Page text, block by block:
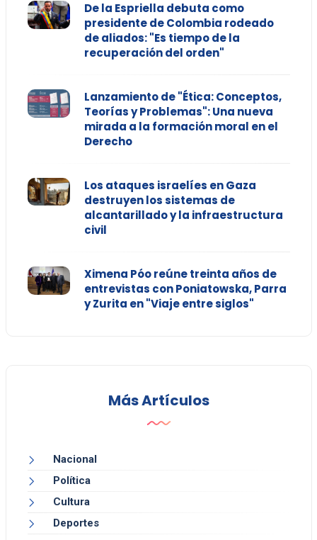
De la Espriella debuta como
presidente de Colombia rodeado
de aliados: "Es tiempo de la
recuperación del orden"
Lanzamiento de "Ética: Conceptos,
Teorías y Problemas": Una nueva
mirada a la formación moral en el
Derecho
Los ataques israelíes en Gaza
destruyen los sistemas de
alcantarillado y la infraestructura
civil
Ximena Póo reúne treinta años de
entrevistas con Poniatowska, Parra
y Zurita en "Viaje entre siglos"
Más Artículos
Nacional
Política
Cultura
Deportes